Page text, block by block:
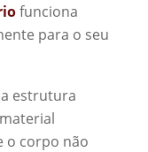
funciona
para o seu
estrutura
o corpo não